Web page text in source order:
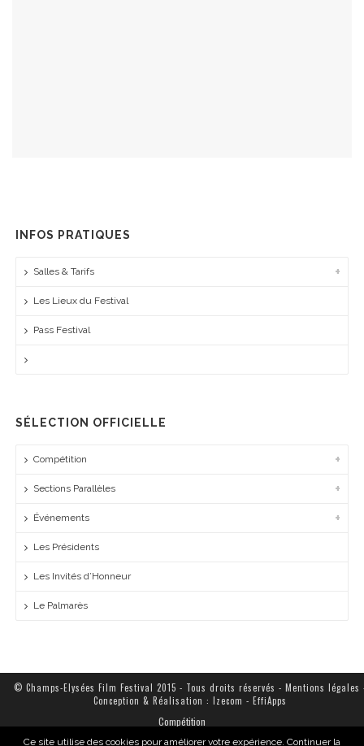
INFOS PRATIQUES
Salles & Tarifs
Les Lieux du Festival
Pass Festival
SÉLECTION OFFICIELLE
Compétition
Sections Parallèles
Événements
Les Présidents
Les Invités d’Honneur
Le Palmarès
© Champs-Elysées Film Festival 2015 - Tous droits réservés - Mentions légales
Conception & Réalisation : Izecom - EffiApps
Compétition
Sections Parallèles
Ce site utilise des cookies pour améliorer votre expérience. Continuer la